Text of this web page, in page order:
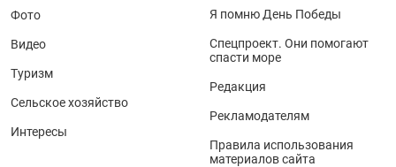
Фото
Видео
Туризм
Сельское хозяйство
Интересы
Я помню День Победы
Спецпроект. Они помогают
спасти море
Редакция
Рекламодателям
Правила использования
материалов сайта